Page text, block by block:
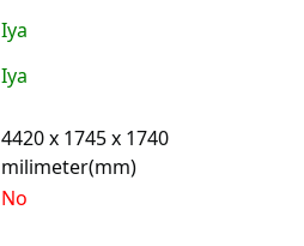
Iya
Iya
4420 x 1745 x 1740
milimeter(mm)
No